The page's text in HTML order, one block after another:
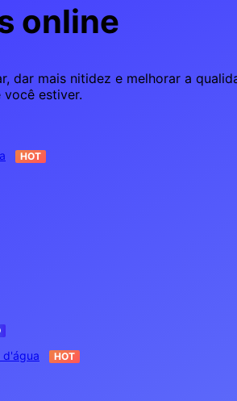
HOT
d'água
HOT
online
dar mais nitidez e melhorar a
estiver.